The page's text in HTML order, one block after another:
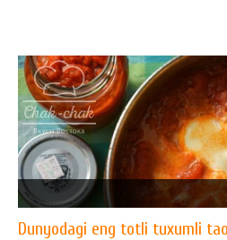
Dunyodagi eng totli tuxumli